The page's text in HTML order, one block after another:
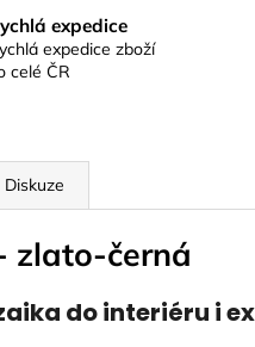
expedice
expedice zboží
celé ČR
Diskuze
zlato-černá
do interiéru i